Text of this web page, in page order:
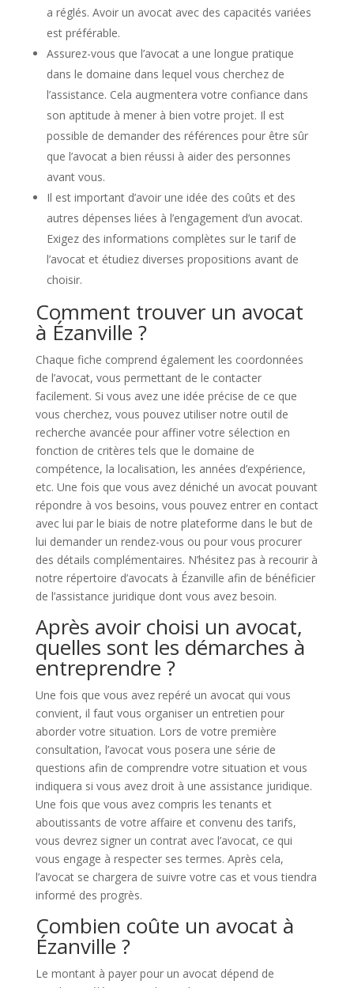
a réglés. Avoir un avocat avec des capacités variées
est préférable.
Assurez-vous que l’avocat a une longue pratique
dans le domaine dans lequel vous cherchez de
l’assistance. Cela augmentera votre confiance dans
son aptitude à mener à bien votre projet. Il est
possible de demander des références pour être sûr
que l’avocat a bien réussi à aider des personnes
avant vous.
Il est important d’avoir une idée des coûts et des
autres dépenses liées à l’engagement d’un avocat.
Exigez des informations complètes sur le tarif de
l’avocat et étudiez diverses propositions avant de
choisir.
Comment trouver un avocat
à Ézanville ?
Chaque fiche comprend également les coordonnées
de l’avocat, vous permettant de le contacter
facilement. Si vous avez une idée précise de ce que
vous cherchez, vous pouvez utiliser notre outil de
recherche avancée pour affiner votre sélection en
fonction de critères tels que le domaine de
compétence, la localisation, les années d’expérience,
etc. Une fois que vous avez déniché un avocat pouvant
répondre à vos besoins, vous pouvez entrer en contact
avec lui par le biais de notre plateforme dans le but de
lui demander un rendez-vous ou pour vous procurer
des détails complémentaires. N’hésitez pas à recourir à
notre répertoire d’avocats à Ézanville afin de bénéficier
de l’assistance juridique dont vous avez besoin.
Après avoir choisi un avocat,
quelles sont les démarches à
entreprendre ?
Une fois que vous avez repéré un avocat qui vous
convient, il faut vous organiser un entretien pour
aborder votre situation. Lors de votre première
consultation, l’avocat vous posera une série de
questions afin de comprendre votre situation et vous
indiquera si vous avez droit à une assistance juridique.
Une fois que vous avez compris les tenants et
aboutissants de votre affaire et convenu des tarifs,
vous devrez signer un contrat avec l’avocat, ce qui
vous engage à respecter ses termes. Après cela,
l’avocat se chargera de suivre votre cas et vous tiendra
informé des progrès.
Combien coûte un avocat à
Ézanville ?
Le montant à payer pour un avocat dépend de